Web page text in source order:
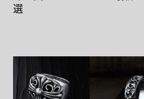
選